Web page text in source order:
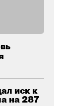
иск к
на 287